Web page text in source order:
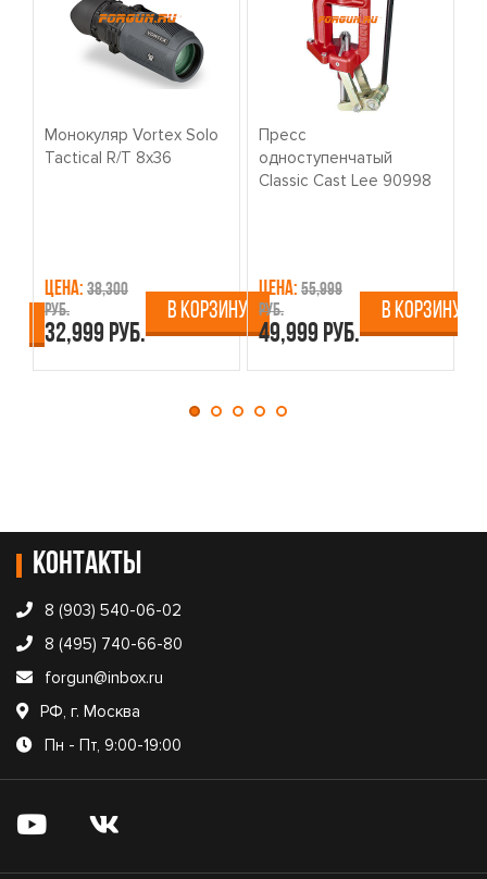
Монокуляр Vortex Solo
Tactical R/T 8x36
Цена: 38,300
руб.
32,999 руб.
В КОРЗИНУ
Пресс
одноступенчатый
Classic Cast Lee 90998
Цена: 55,999
руб.
49,999 руб.
В КОРЗИНУ
Контакты
8 (903) 540-06-02
8 (495) 740-66-80
forgun@inbox.ru
РФ, г. Москва
Пн - Пт, 9:00-19:00